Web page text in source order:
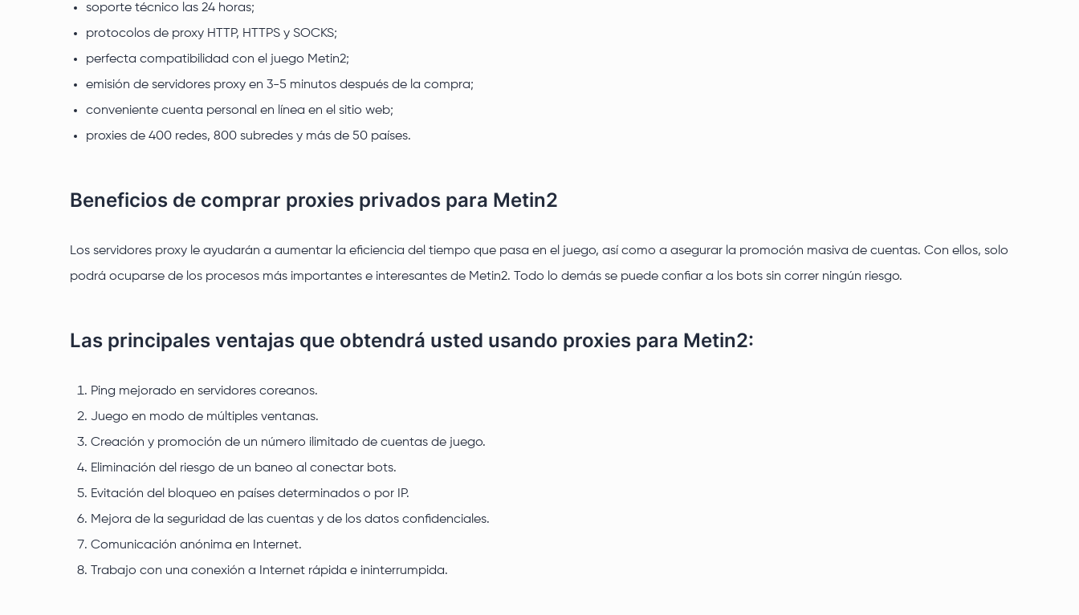
soporte técnico las 24 horas;
protocolos de proxy HTTP, HTTPS y SOCKS;
perfecta compatibilidad con el juego Metin2;
emisión de servidores proxy en 3-5 minutos después de la compra;
conveniente cuenta personal en línea en el sitio web;
proxies de 400 redes, 800 subredes y más de 50 países.
Beneficios de comprar proxies privados para Metin2
Los servidores proxy le ayudarán a aumentar la eficiencia del tiempo que pasa en el juego, así como a asegurar la promoción masiva de cuentas. Con ellos, solo
podrá ocuparse de los procesos más importantes e interesantes de Metin2. Todo lo demás se puede confiar a los bots sin correr ningún riesgo.
Las principales ventajas que obtendrá usted usando proxies para Metin2:
Ping mejorado en servidores coreanos.
Juego en modo de múltiples ventanas.
Creación y promoción de un número ilimitado de cuentas de juego.
Eliminación del riesgo de un baneo al conectar bots.
Evitación del bloqueo en países determinados o por IP.
Mejora de la seguridad de las cuentas y de los datos confidenciales.
Comunicación anónima en Internet.
Trabajo con una conexión a Internet rápida e ininterrumpida.